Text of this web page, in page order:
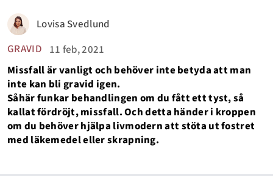
GRAVID 11 feb, 2021
Lovisa Svedlund
Missfall är vanligt och behöver inte betyda att man
inte kan bli gravid igen.
Såhär funkar behandlingen om du fått ett tyst, så
kallat fördröjt, missfall. Och detta händer i kroppen
om du behöver hjälpa livmodern att stöta ut fostret
med läkemedel eller skrapning.